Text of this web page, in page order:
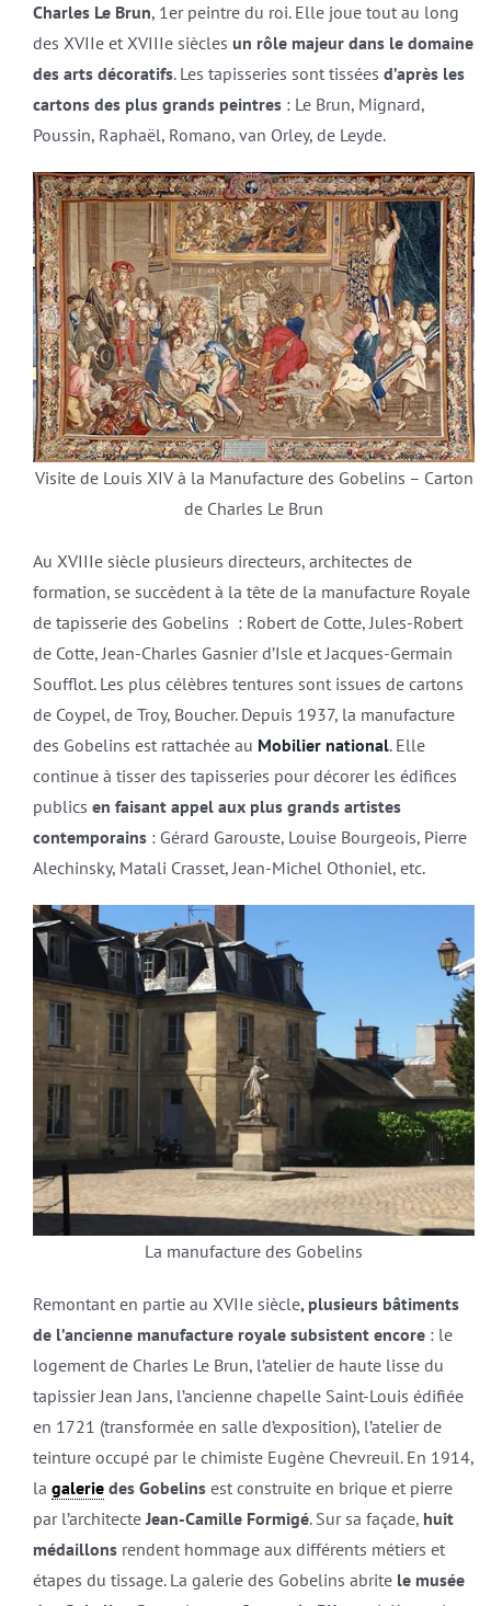
Charles Le Brun, 1er peintre du roi. Elle joue tout au long
des XVIIe et XVIIIe siècles un rôle majeur dans le domaine
des arts décoratifs. Les tapisseries sont tissées d’après les
cartons des plus grands peintres: Le Brun, Mignard,
Poussin, Raphaël, Romano, van Orley, de Leyde.
Visite de Louis XIV à la Manufacture des Gobelins – Carton
de Charles Le Brun
Au XVIIIe siècle plusieurs directeurs, architectes de
formation, se succèdent à la tête de la manufacture Royale
de tapisserie des Gobelins : Robert de Cotte, Jules-Robert
de Cotte, Jean-Charles Gasnier d’Isle et Jacques-Germain
Soufflot. Les plus célèbres tentures sont issues de cartons
de Coypel, de Troy, Boucher. Depuis 1937, la manufacture
des Gobelins est rattachée au Mobilier national. Elle
continue à tisser des tapisseries pour décorer les édifices
publics en faisant appel aux plus grands artistes
contemporains: Gérard Garouste, Louise Bourgeois, Pierre
Alechinsky, Matali Crasset, Jean-Michel Othoniel, etc.
La manufacture des Gobelins
Remontant en partie au XVIIe siècle, plusieurs bâtiments
de l’ancienne manufacture royale subsistent encore: le
logement de Charles Le Brun, l’atelier de haute lisse du
tapissier Jean Jans, l’ancienne chapelle Saint-Louis édifiée
en 1721 (transformée en salle d’exposition), l’atelier de
teinture occupé par le chimiste Eugène Chevreuil. En 1914,
la galeriedes Gobelinsest construite en brique et pierre
par l’architecteJean-Camille Formigé. Sur sa façade, huit
médaillonsrendent hommage aux différents métiers et
étapes du tissage. La galerie des Gobelins abrite le musée